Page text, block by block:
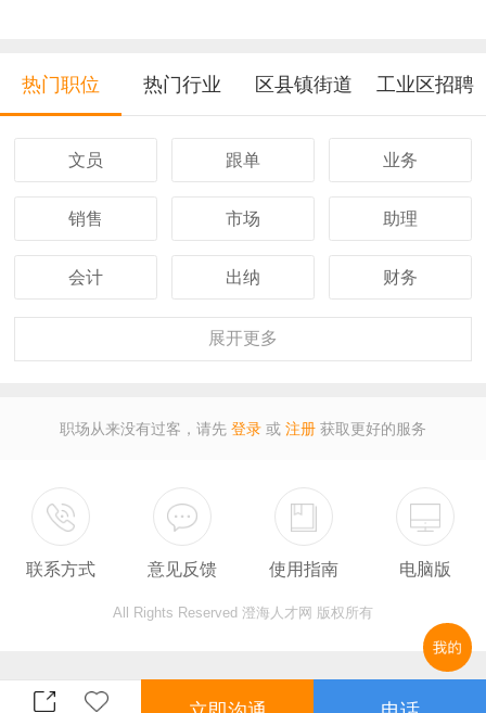
热门职位 热门行业 区县镇街道 工业区招聘
文员 跟单 业务
销售 市场 助理
会计 出纳 财务
行政
保安 翻译
广告 收银
总监
展开更多
职场从来没有过客，请先 登录 或 注册 获取更好的服务
联系方式 意见反馈 使用指南 电脑版
All Rights Reserved 澄海人才网 版权所有